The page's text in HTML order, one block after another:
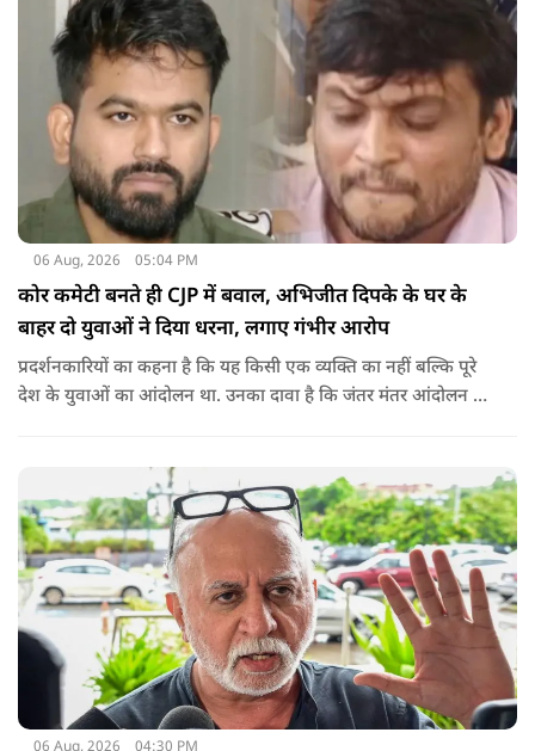
06 Aug, 2026 05:04 PM
कोर कमेटी बनते ही CJP में बवाल, अभिजीत दिपके के घर के
बाहर दो युवाओं ने दिया धरना, लगाए गंभीर आरोप
प्रदर्शनकारियों का कहना है कि यह किसी एक व्यक्ति का नहीं बल्कि पूरे
देश के युवाओं का आंदोलन था. उनका दावा है कि जंतर मंतर आंदोलन से
06 Aug, 2026 04:30 PM